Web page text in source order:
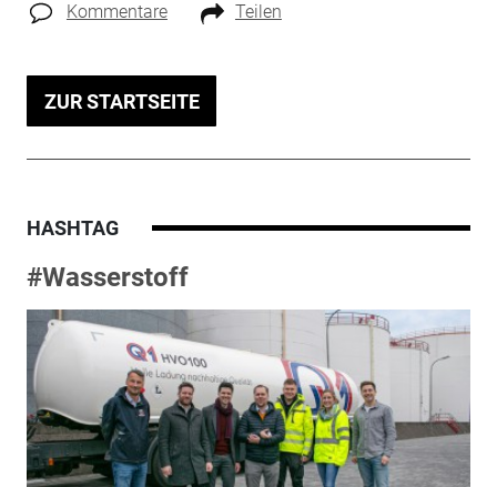
Kommentare Teilen
ZUR STARTSEITE
HASHTAG
#Wasserstoff